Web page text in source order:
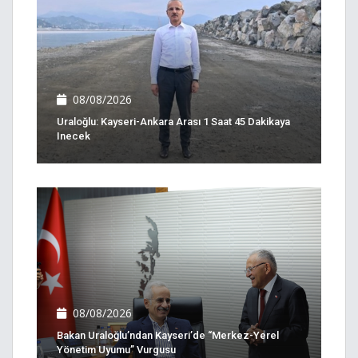
08/08/2026
Uraloğlu: Kayseri-Ankara Arası 1 Saat 45 Dakikaya
Inecek
08/08/2026
Bakan Uraloğlu’ndan Kayseri’de “Merkez-Yerel
Yönetim Uyumu” Vurgusu